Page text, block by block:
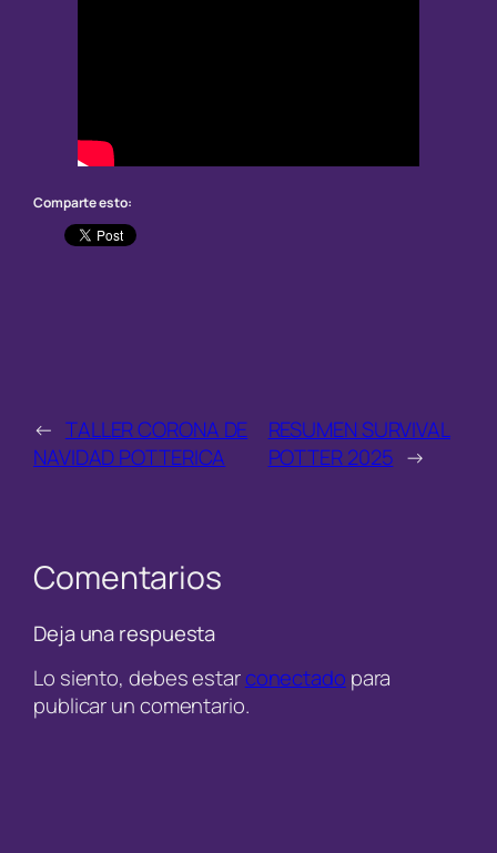
Comparte esto:
← TALLER CORONA DE
NAVIDAD POTTERICA
RESUMEN SURVIVAL
POTTER 2025 →
Comentarios
Deja una respuesta
Lo siento, debes estarconectado para
publicar un comentario.